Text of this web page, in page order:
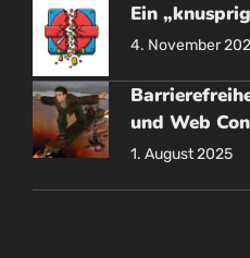
Ein
4. November
und Web
1. August 2025